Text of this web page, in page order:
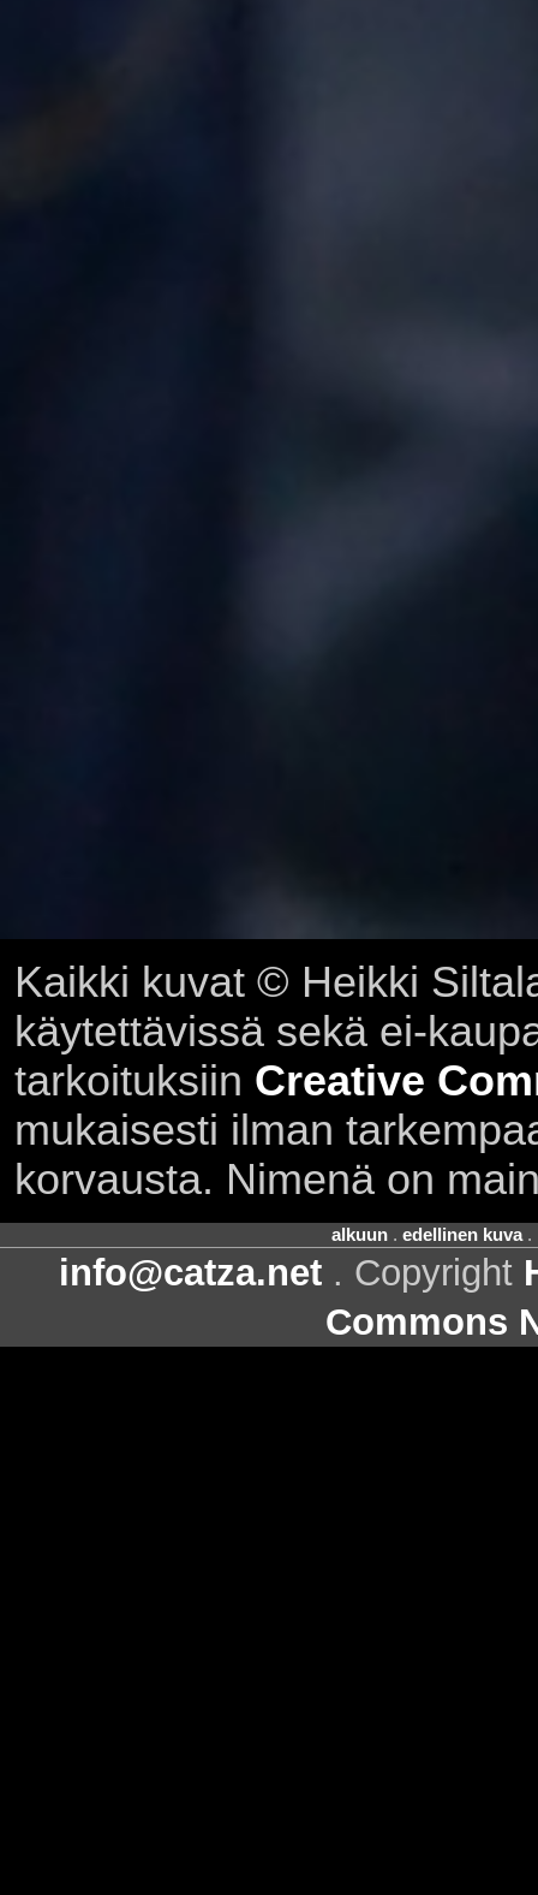
Kaikki kuvat © Heikki
käytettävissä sekä ei-
tarkoituksiin Creative
mukaisesti ilman
korvausta. Nimenä on
alkuun. edellinen kuva.
info@catza.net . Copyright
Commons